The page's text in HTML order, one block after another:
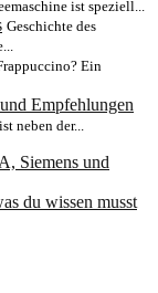
ist speziell...
Geschichte des
Ein
Empfehlungen
neben der...
Siemens und
du wissen musst